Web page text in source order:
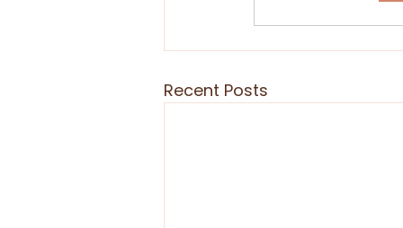
Recent Posts